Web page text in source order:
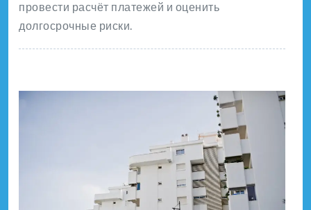
провести расчёт платежей и оценить
долгосрочные риски.